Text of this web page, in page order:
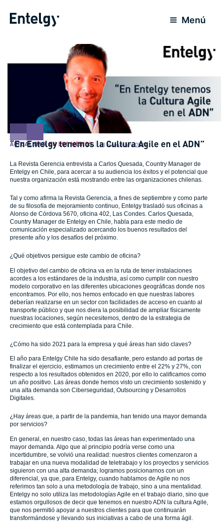
para
Menú
ACTUALIDAD ,EN LOS MEDIOS 18 Novembro 2021
“En Entelgy tenemos la Cultura Agile en el ADN”
La Revista Gerencia entrevista a Carlos Quesada, Country Manager de
Entelgy en Chile, para acercar a su audiencia los éxitos y el potencial que
nuestra organización está mostrando entre las organizaciones chilenas.
Tal y como afirma la Revista Gerencia, a fines de septiembre y como parte
de su filosofía de mejoramiento continuo, Entelgy trasladó sus oficinas a
Alonso de Córdova 5670, oficina 402, Las Condes. Carlos Quesada,
Country Manager de Entelgy en Chile, habla para este medio de
comunicación especializado acercando los buenos resultados del
presente año y los desafíos del próximo.
¿Qué objetivos persigue este cambio de oficina?
El objetivo del cambio de oficina va en la ruta de tener instalaciones
acordes a los estándares de la industria, así como cumplir con nuestro
modelo corporativo en las diferentes ubicaciones geográficas donde nos
encontramos. Por ello, nos hemos enfocado en que nuestras labores
deberían realizarse en un sector con facilidades de acceso en cuanto al
transporte público y que nos diera la posibilidad de ampliar físicamente
nuestras locaciones, según necesitemos, dentro de la estrategia de
crecimiento que está contemplada para Chile.
¿Cómo ha sido 2021 para la empresa y qué áreas han sido claves?
El año para Entelgy Chile ha sido desafiante, pero estando ad portas de
finalizar el ejercicio, estimamos un crecimiento entre el 22% y 27%, con
respecto a los resultados obtenidos en 2020, por ello lo calificamos como
un año positivo. Las áreas donde hemos visto un crecimiento sostenido y
una alta demanda son Ciberseguridad, Outsourcing y Desarrollos
Digitales.
¿Hay áreas que, a partir de la pandemia, han tenido una mayor demanda
por servicios?
En general, en nuestro caso, todas las áreas han experimentado una
mayor demanda. Algo que al principio podría verse como una
incertidumbre, se volvió una realidad: nuestros clientes comenzaron a
trabajar en una nueva modalidad de teletrabajo y los proyectos y servicios
siguieron con una alta demanda; logramos posicionarnos con un
diferencial, ya que, para Entelgy, cuando hablamos de Agile no nos
referimos tan solo a una metodología de trabajo, sino a una mentalidad.
Entelgy no solo utiliza las metodologías Agile en el trabajo diario, sino que
estamos orgullosos de decir que tenemos en nuestro ADN la cultura Agile,
que nos permitió apoyar a nuestros clientes para que continuarán
transformándose y llevando sus iniciativas a cabo de una forma ágil.